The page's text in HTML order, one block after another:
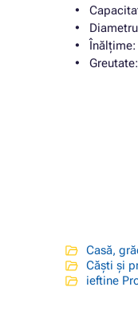
Casă,
Căști și
ieftine